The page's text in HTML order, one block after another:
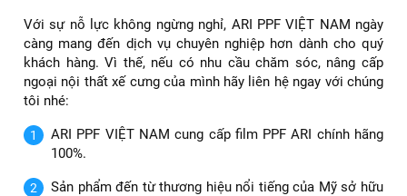
Với sự nỗ lực không ngừng nghỉ, ARI PPF VIỆT NAM ngày
càng mang đến dịch vụ chuyên nghiệp hơn dành cho quý
khách hàng. Vì thế, nếu có nhu cầu chăm sóc, nâng cấp
ngoại nội thất xế cưng của mình hãy liên hệ ngay với chúng
tôi nhé:
ARI PPF VIỆT NAM cung cấp film PPF ARI chính hãng
100%.
Sản phẩm đến từ thương hiệu nổi tiếng của Mỹ sở hữu